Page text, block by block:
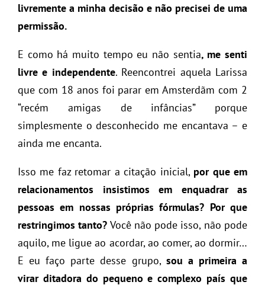
livremente a minha decisão e não precisei de uma
permissão.
E como há muito tempo eu não sentia, me senti
livre e independente. Reencontrei aquela Larissa
que com 18 anos foi parar em Amsterdãm com 2
“recém amigas de infâncias” porque
simplesmente o desconhecido me encantava – e
ainda me encanta.
Isso me faz retomar a citação inicial, por que em
relacionamentos insistimos em enquadrar as
pessoas em nossas próprias fórmulas? Por que
restringimos tanto? Você não pode isso, não pode
aquilo, me ligue ao acordar, ao comer, ao dormir…
E eu faço parte desse grupo, sou a primeira a
virar ditadora do pequeno e complexo país que